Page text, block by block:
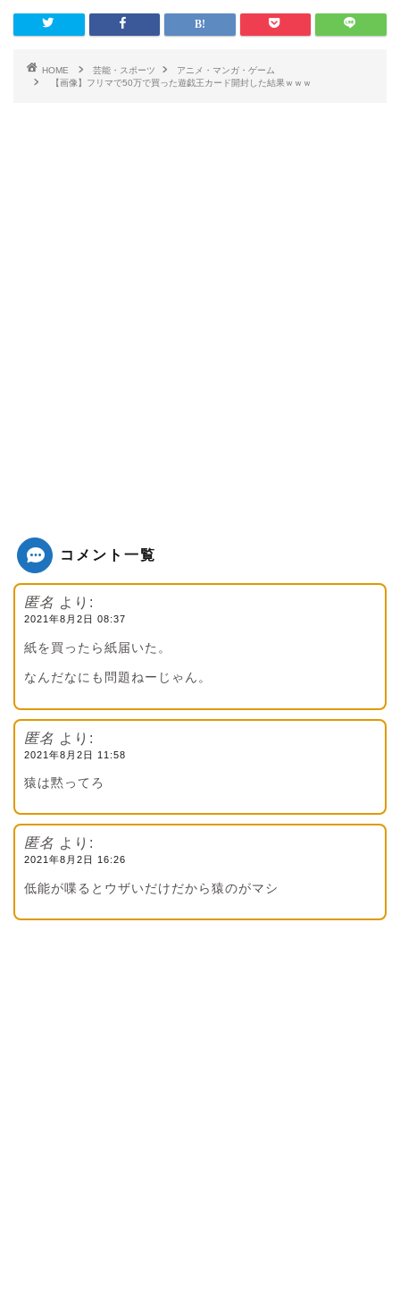
HOME 芸能・スポーツ
アニメ・マンガ・ゲーム
【画像】フリマで50万で買った遊戯王カード開封した結果ｗｗｗ
コメント一覧
匿名 より:
2021年8月2日 08:37
紙を買ったら紙届いた。
なんだなにも問題ねーじゃん。
匿名 より:
2021年8月2日 11:58
猿は黙ってろ
匿名 より:
2021年8月2日 16:26
低能が喋るとウザいだけだから猿のがマシ